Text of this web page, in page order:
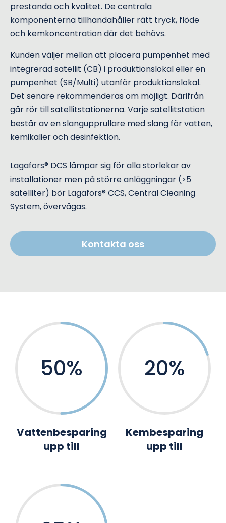
prestanda och kvalitet. De centrala
komponenterna tillhandahåller rätt tryck, flöde
och kemkoncentration där det behövs.
Kunden väljer mellan att placera pumpenhet med
integrerad satellit (CB) i produktionslokal eller en
pumpenhet (SB/Multi) utanför produktionslokal.
Det senare rekommenderas om möjligt. Därifrån
går rör till satellitstationerna. Varje satellitstation
består av en slangupprullare med slang för vatten,
kemikalier och desinfektion.
Lagafors® DCS lämpar sig för alla storlekar av
installationer men på större anläggningar (>5
satelliter) bör Lagafors® CCS, Central Cleaning
System, övervägas.
Kontakta oss
50%
Vattenbesparing
upp till
20%
Kembesparing
upp till